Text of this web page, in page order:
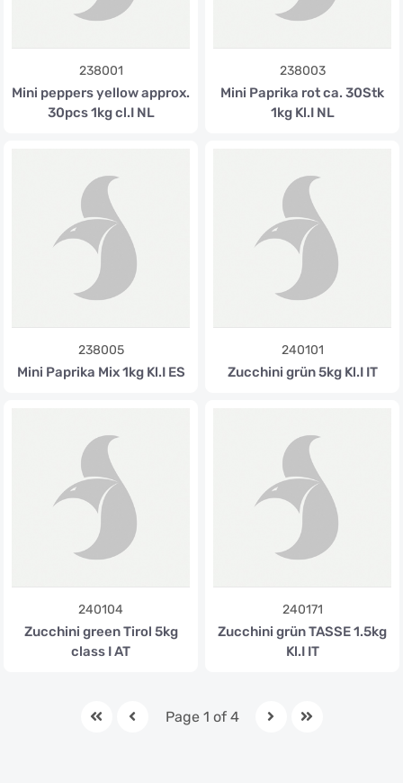
238001
Mini peppers yellow approx.
30pcs 1kg cl.I NL
238003
Mini Paprika rot ca. 30Stk
1kg Kl.I NL
238005
Mini Paprika Mix 1kg Kl.I ES
240101
Zucchini grün 5kg Kl.I IT
240104
Zucchini green Tirol 5kg
class I AT
240171
Zucchini grün TASSE 1.5kg
Kl.I IT
Page 1 of 4